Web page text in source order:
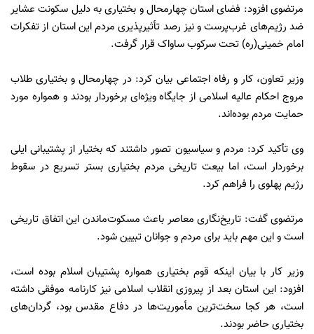
مرتضوی افزود: فضای استان چهارمحال و بختیاری به دلیل سکونت عشایر
ضد رژیم‌های غرب‌پرست و نیز رصد تأثیرپذیری مردم این استان از تفکرات
امام خمینی‌(ره) تحت سرکوب ساواک قرار گرفت.
وزیر تعاون، کار و رفاه اجتماعی بیان کرد: در چهارمحال و بختیاری طلاب
مروج احکام عالیه اسلامی از جایگاه ویژه‌ای برخوردار بودند و همواره مورد
حمایت مردم بوده‌اند.
وی تأکید کرد: مردم و سیاسیون تصور داشتند که بختیار از پشتیبانی ایلی
برخوردار است، اما بیعت تاریخی مردم بختیاری بستر تسریع در سقوط
رژیم پهلوی را فراهم کرد.
مرتضوی گفت: تاریخ‌نگاری معاصر باعث مسکوت‌ماندن این اتفاق تاریخی
است و این مهم باید برای مردم و جوانان تبیین شود.
وزیر کار با بیان اینکه قوم بختیاری همواره پشتیبان اسلام‌ بوده است،
افزود: این استان بعد از پیروزی انقلاب اسلامی نیز کارنامه موفقی داشته
است، هر کجا سخت‌ترین مأموریت‌ها در دفاع مقدس بود، گردان‌های
بختیاری حاضر بودند.